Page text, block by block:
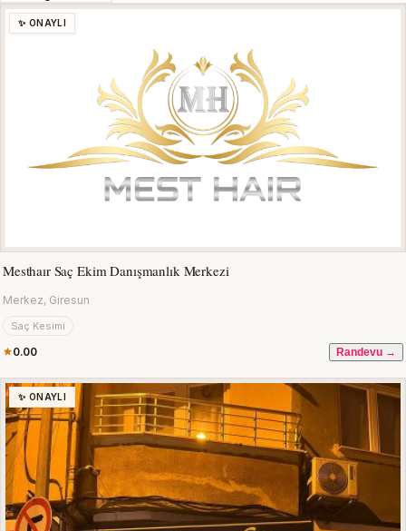
✨ ONAYLI
Mesthaır Saç Ekim Danışmanlık Merkezi
Merkez, Giresun
Saç Kesimi
0.00 Randevu →
✨ ONAYLI